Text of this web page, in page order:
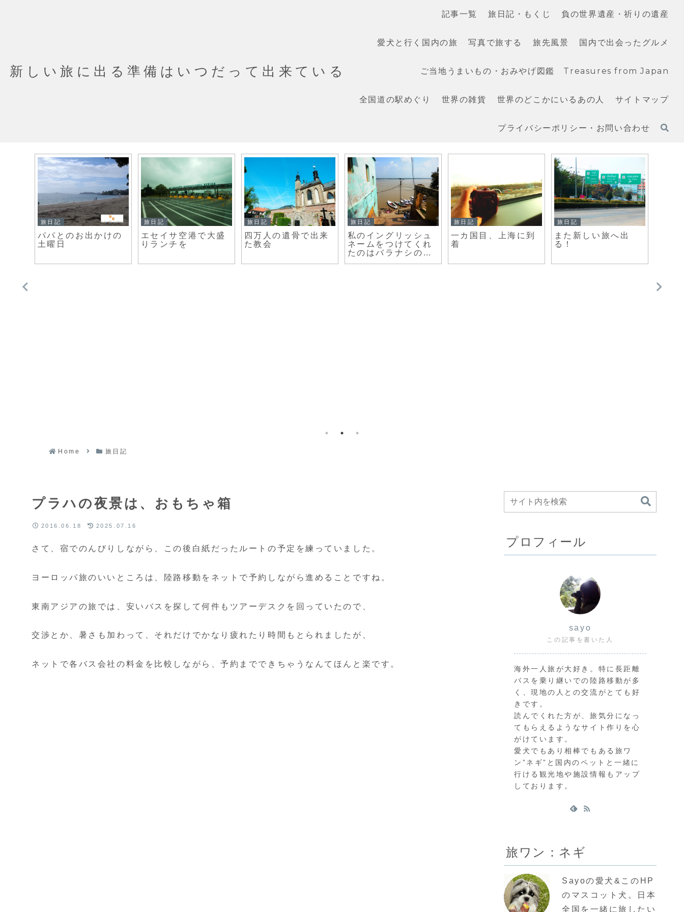
新しい旅に出る準備はいつだって出来ている
記事一覧 旅日記・もくじ 負の世界遺産・祈りの遺産
愛犬と行く国内の旅 写真で旅する 旅先風景 国内で出会ったグルメ
ご当地うまいもの・おみやげ図鑑 Treasures from Japan
全国道の駅めぐり 世界の雑貨 世界のどこかにいるあの人 サイトマップ
プライバシーポリシー・お問い合わせ
旅日記
パパとのお出かけの
土曜日
旅日記
エセイサ空港で大盛
りランチを
旅日記
四万人の遺骨で出来
た教会
旅日記
私のイングリッシュ
ネームをつけてくれ
たのはバラナシのイ
旅日記
一カ国目、上海に到
着
旅日記
また新しい旅へ出
る！
Home 旅日記
プラハの夜景は、おもちゃ箱
2016.06.18 2025.07.16
さて、宿でのんびりしながら、この後白紙だったルートの予定を練っていました。
ヨーロッパ旅のいいところは、陸路移動をネットで予約しながら進めることですね。
東南アジアの旅では、安いバスを探して何件もツアーデスクを回っていたので、
交渉とか、暑さも加わって、それだけでかなり疲れたり時間もとられましたが、
ネットで各バス会社の料金を比較しながら、予約までできちゃうなんてほんと楽です。
プロフィール
sayo
この記事を書いた人
海外一人旅が大好き。特に長距離
バスを乗り継いでの陸路移動が多
く、現地の人との交流がとても好
きです。
読んでくれた方が、旅気分になっ
てもらえるようなサイト作りを心
がけています。
愛犬でもあり相棒でもある旅ワ
ン”ネギ”と国内のペットと一緒に
行ける観光地や施設情報もアップ
しております。
旅ワン：ネギ
Sayoの愛犬&このHP
のマスコット犬。日本
全国を一緒に旅したい